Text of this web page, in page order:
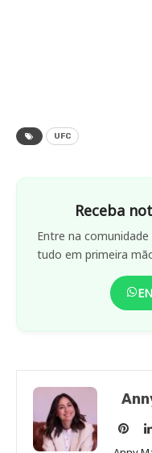
UFC
Receba
Entre na
tudo em primeira